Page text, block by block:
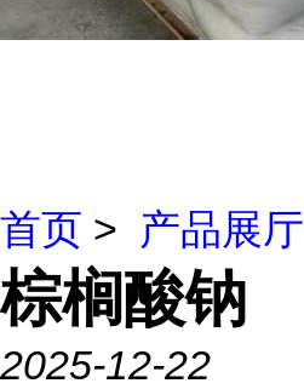
首页 > 产品展厅
棕榈酸钠
2025-12-22